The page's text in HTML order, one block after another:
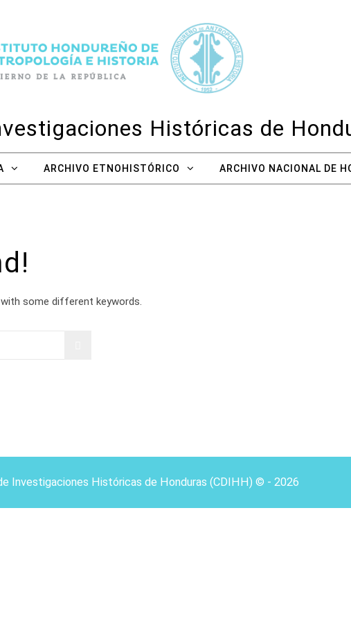
Históricas de
ARCHIVO ETNOHISTÓRICO ARCHIVO NACIONAL DE
some different keywords.
Investigaciones Históricas de Honduras (CDIHH) © - 2026